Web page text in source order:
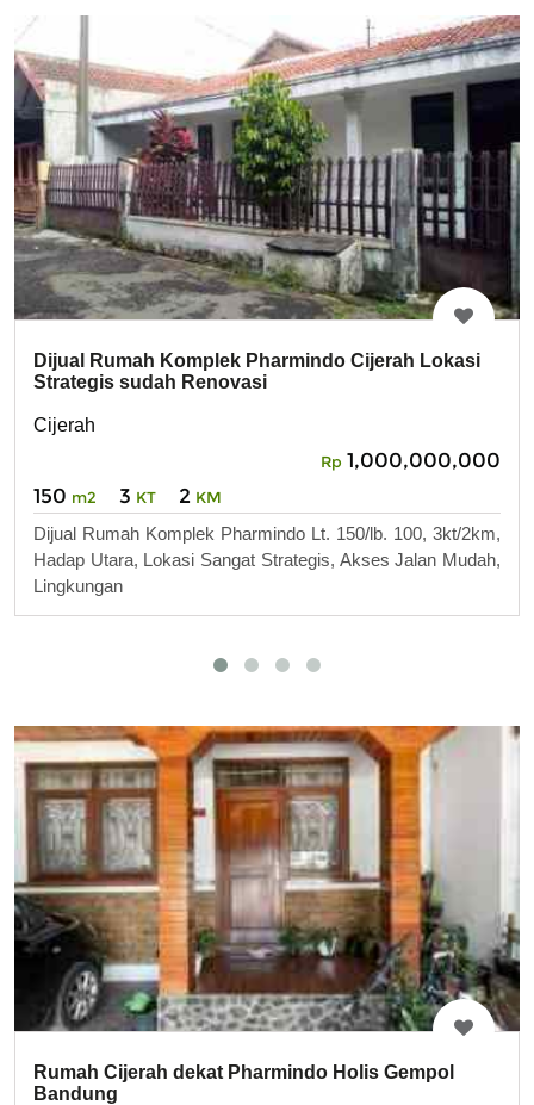
Dijual Rumah Komplek Pharmindo Cijerah Lokasi
Strategis sudah Renovasi
Cijerah
Rp 1,000,000,000
150 m2 3 KT 2 KM
Dijual Rumah Komplek Pharmindo Lt. 150/lb. 100, 3kt/2km,
Hadap Utara, Lokasi Sangat Strategis, Akses Jalan Mudah,
Lingkungan
Rumah Cijerah dekat Pharmindo Holis Gempol
Bandung